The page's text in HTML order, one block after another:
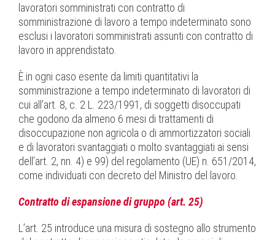
lavoratori somministrati con contratto di
somministrazione di lavoro a tempo indeterminato sono
esclusi i lavoratori somministrati assunti con contratto di
lavoro in apprendistato.
È in ogni caso esente da limiti quantitativi la
somministrazione a tempo indeterminato di lavoratori di
cui all’art. 8, c. 2 L. 223/1991, di soggetti disoccupati
che godono da almeno 6 mesi di trattamenti di
disoccupazione non agricola o di ammortizzatori sociali
e di lavoratori svantaggiati o molto svantaggiati ai sensi
dell’art. 2, nn. 4) e 99) del regolamento (UE) n. 651/2014,
come individuati con decreto del Ministro del lavoro.
Contratto di espansione di gruppo (art. 25)
L’art. 25 introduce una misura di sostegno allo strumento